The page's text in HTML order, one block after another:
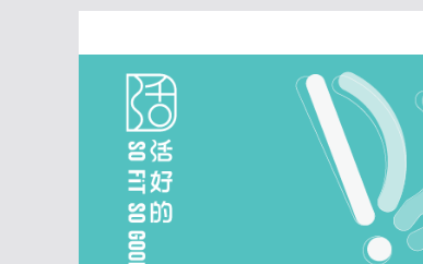
content